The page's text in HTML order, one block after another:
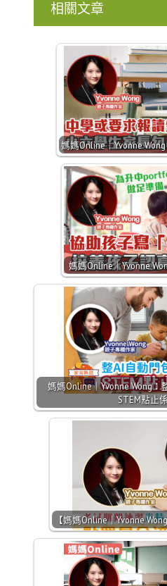
相關文章
媽媽Online｜Yvonne
媽媽Online｜Yvonne
媽媽Online｜Yvonne Wong
STEM點止
【媽媽Online｜Yvonne